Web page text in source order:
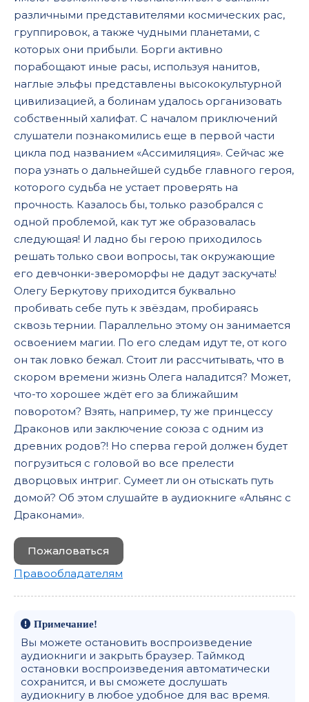
различными представителями космических рас,
группировок, а также чудными планетами, с
которых они прибыли. Борги активно
порабощают иные расы, используя нанитов,
наглые эльфы представлены высококультурной
цивилизацией, а болинам удалось организовать
собственный халифат. С началом приключений
слушатели познакомились еще в первой части
цикла под названием «Ассимиляция». Сейчас же
пора узнать о дальнейшей судьбе главного героя,
которого судьба не устает проверять на
прочность. Казалось бы, только разобрался с
одной проблемой, как тут же образовалась
следующая! И ладно бы герою приходилось
решать только свои вопросы, так окружающие
его девчонки-звероморфы не дадут заскучать!
Олегу Беркутову приходится буквально
пробивать себе путь к звёздам, пробираясь
сквозь тернии. Параллельно этому он занимается
освоением магии. По его следам идут те, от кого
он так ловко бежал. Стоит ли рассчитывать, что в
скором времени жизнь Олега наладится? Может,
что-то хорошее ждёт его за ближайшим
поворотом? Взять, например, ту же принцессу
Драконов или заключение союза с одним из
древних родов?! Но сперва герой должен будет
погрузиться с головой во все прелести
дворцовых интриг. Сумеет ли он отыскать путь
домой? Об этом слушайте в аудиокниге «Альянс с
Драконами».
Пожаловаться
Правообладателям
Примечание!
Вы можете остановить воспроизведение
аудиокниги и закрыть браузер. Таймкод
остановки воспроизведения автоматически
сохранится, и вы сможете дослушать
аудиокнигу в любое удобное для вас время.